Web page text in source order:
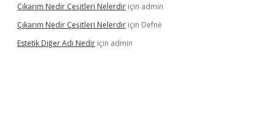
Çıkarım Nedir Çeşitleri Nelerdir için admin
Çıkarım Nedir Çeşitleri Nelerdir için Defne
Estetik Diğer Adı Nedir için admin